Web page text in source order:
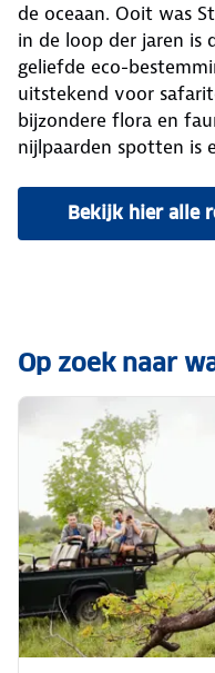
de oceaan. Ooit was
in de loop der jaren is
geliefde eco-
uitstekend voor
bijzondere flora en
nijlpaarden spotten is
Bekijk hier alle
Op zoek naar